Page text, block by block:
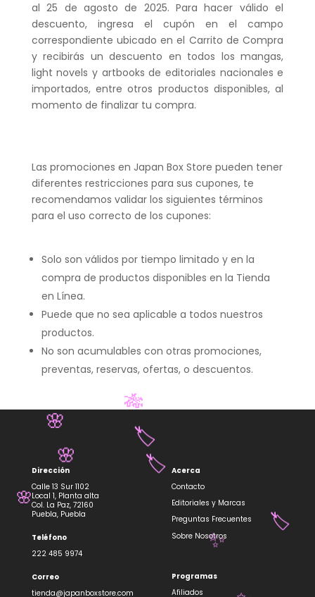
al 25 de agosto de 2025. Para hacer válido el
descuento, ingresa el cupón en el campo
correspondiente ubicado en el Carrito de Compra
y recibirás un descuento en todos los mangas,
light novels y artbooks de editoriales nacionales e
importados, entre otros productos disponibles, al
momento de finalizar tu compra.
Las promociones en Japan Box Store pueden tener
diferentes restricciones para sus cupones, te
recomendamos validar los siguientes términos
para el uso correcto de los cupones:
Solo son válidos por tiempo limitado y en la
compra de productos disponibles en la Tienda
en Línea.
Puede que no sea aplicable a todos nuestros
productos.
No son acumulables con otras promociones,
preventas, reservas, ofertas, o descuentos.
Dirección
Calle 13 Sur 1102
Local 1, Planta alta
Col. La Paz, 72160
Puebla, Puebla
Teléfono
222 485 9974
Correo
tienda@japanboxstore.com
Acerca
Contacto
Editoriales y Marcas
Preguntas Frecuentes
Sobre Nosotros
Programas
Afiliados
🎋
🌸
🌸
🏷️
🌸